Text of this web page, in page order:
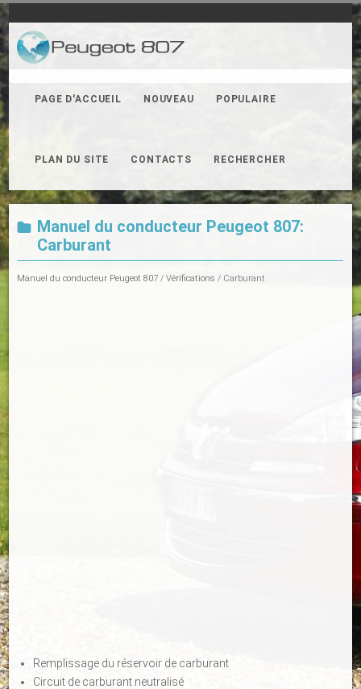
PAGE D'ACCUEIL NOUVEAU POPULAIRE
PLAN DU SITE CONTACTS RECHERCHER
Manuel du conducteur Peugeot 807:
Carburant
Manuel du conducteur Peugeot 807 /Vérifications / Carburant
Remplissage du réservoir de carburant
Circuit de carburant neutralisé